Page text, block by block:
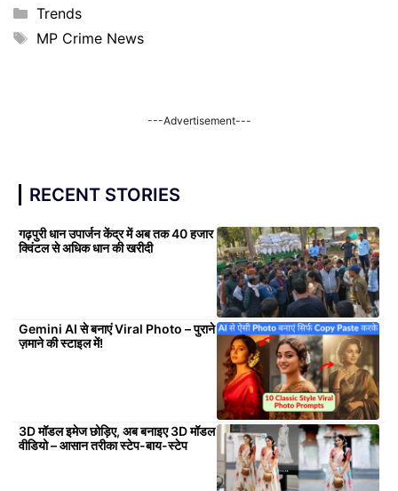
Categories
Trends
Tags
MP Crime News
---Advertisement---
RECENT STORIES
गढ़पुरी धान उपार्जन केंद्र में अब तक 40 हजार
क्विंटल से अधिक धान की खरीदी
Gemini AI से बनाएं Viral Photo – पुराने
ज़माने की स्टाइल में!
3D मॉडल इमेज छोड़िए, अब बनाइए 3D मॉडल
वीडियो – आसान तरीका स्टेप-बाय-स्टेप